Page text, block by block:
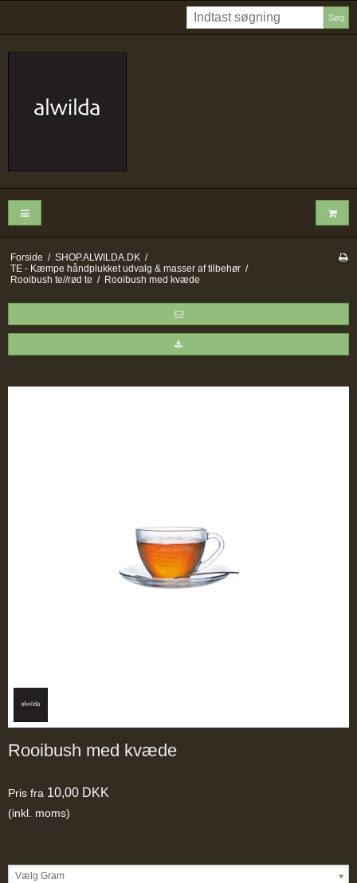
Søg
Forside / SHOP.ALWILDA.DK /
TE - Kæmpe håndplukket udvalg & masser af tilbehør /
Rooibush te//rød te / Rooibush med kvæde
Rooibush med kvæde
Pris fra 10,00 DKK
(inkl. moms)
Vælg Gram